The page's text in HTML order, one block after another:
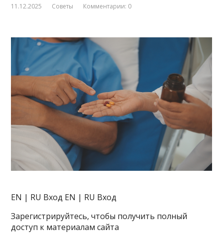
11.12.2025 Советы Комментарии: 0
EN | RU Вход EN | RU Вход
Зарегистрируйтесь, чтобы получить полный
доступ к материалам сайта